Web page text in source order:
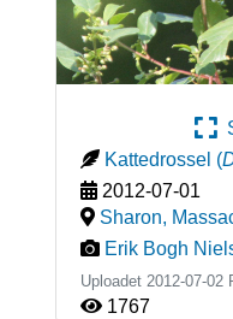
Kattedrossel (
2012-07-01
Sharon,
Erik Bogh
Uploadet 2012-07-02
1767